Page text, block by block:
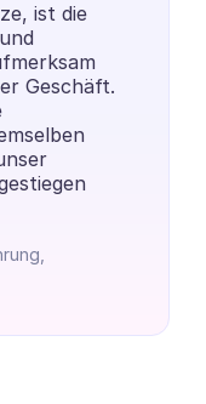
ist die
Geschäft.